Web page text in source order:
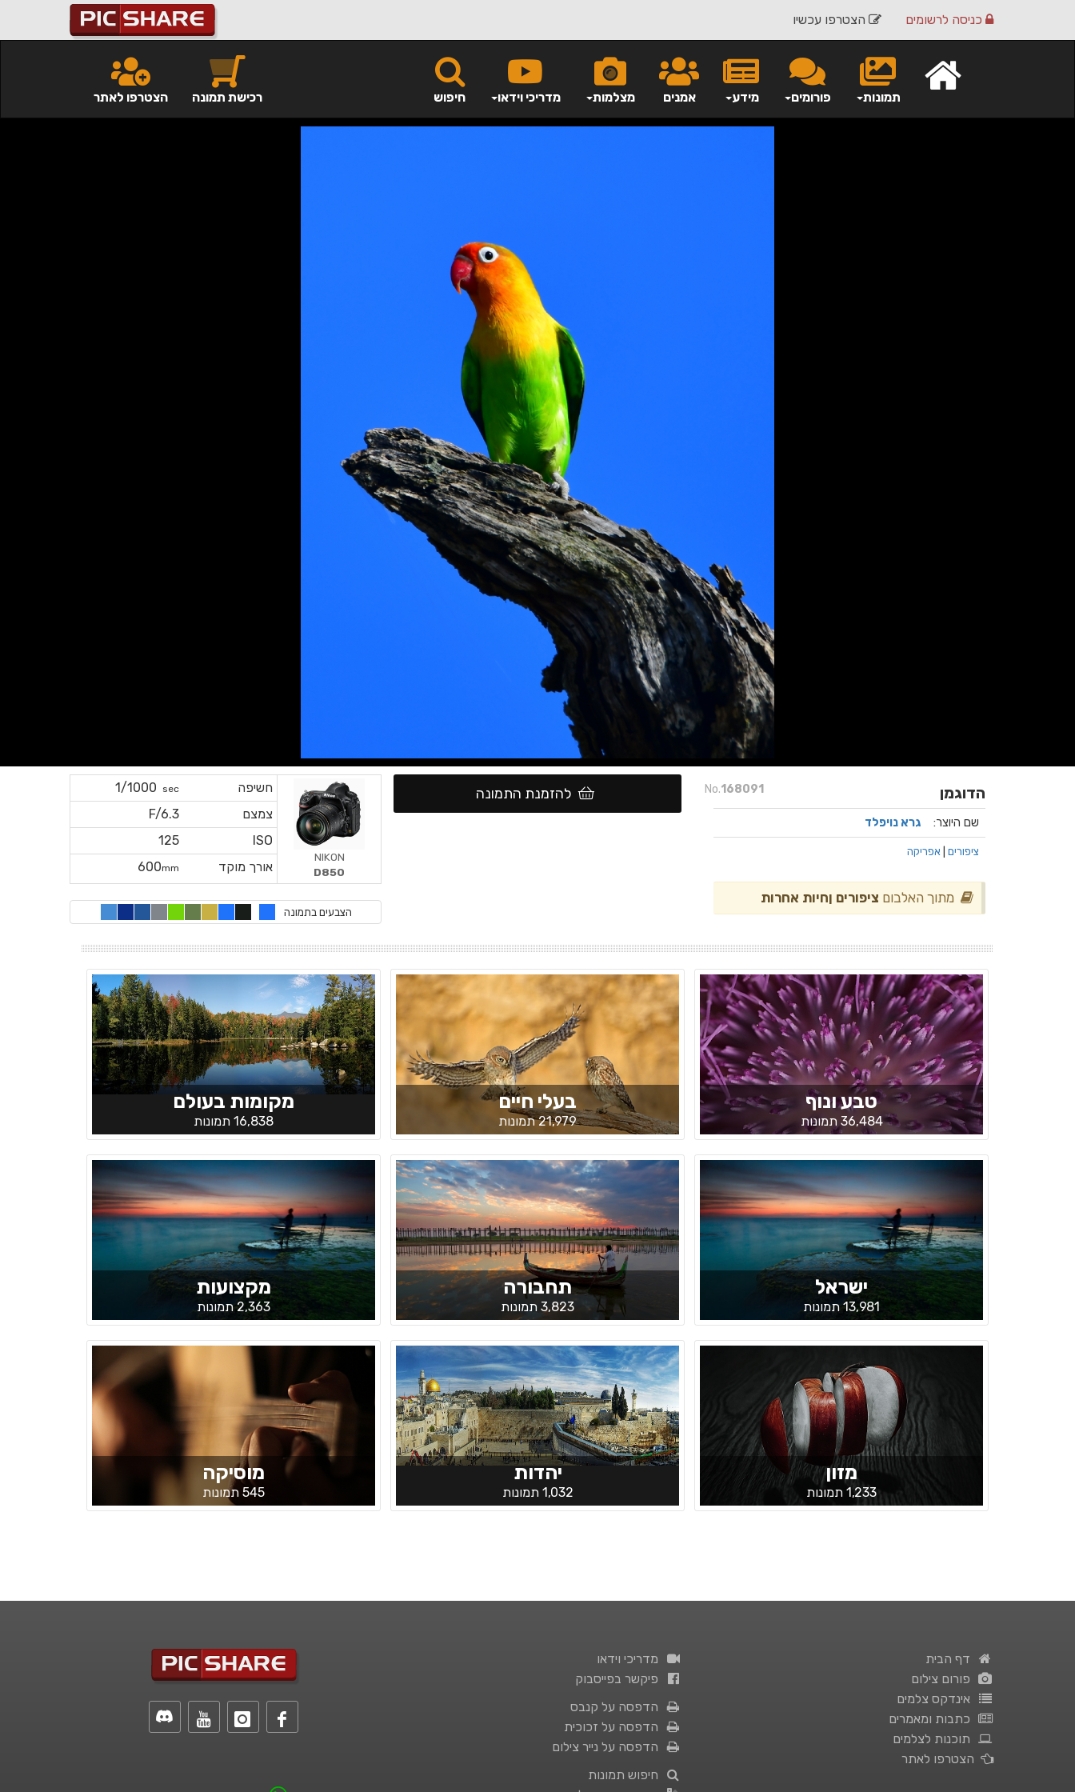
הצטרפו עכשיו כניסה לרשומים
חיפוש מדריכי וידאו מצלמות אמנים מידע פורומים תמונות הצטרפו לאתר רכישת תמונה
No.168091 הדוגמן
שם היוצר: גרא נויפלד
ציפורים אפריקה
מתוך האלבום ציפורים ןחיות אחרות
חשיפה sec
1/1000
צמצם
F/6.3
ISO
125
אורך מוקד
600mm
NIKON
D850
הצבעים בתמונה
להזמנת התמונה
טבע ונוף
36,484 תמונות
בעלי חיים
21,979 תמונות
מקומות בעולם
16,838 תמונות
ישראל
13,981 תמונות
תחבורה
3,823 תמונות
מקצועות
2,363 תמונות
מזון
1,233 תמונות
יהדות
1,032 תמונות
מוסיקה
545 תמונות
מדריכי וידאו
פיקשר בפייסבוק
הדפסה על קנבס
הדפסה על זכוכית
הדפסה על נייר צילום
חיפוש תמונות
דף הבית
פורום צילום
אינדקס צלמים
כתבות ומאמרים
תוכנות לצלמים
הצטרפו לאתר